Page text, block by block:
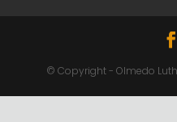
© Copyright - Olmedo